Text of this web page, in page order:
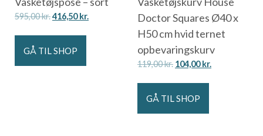
595,00kr.416,50kr.
GÅ TIL SHOP
Doctor Squares Ø40 x
H50 cm hvid ternet
opbevaringskurv
119,00kr. 104,00kr.
GÅ TIL SHOP